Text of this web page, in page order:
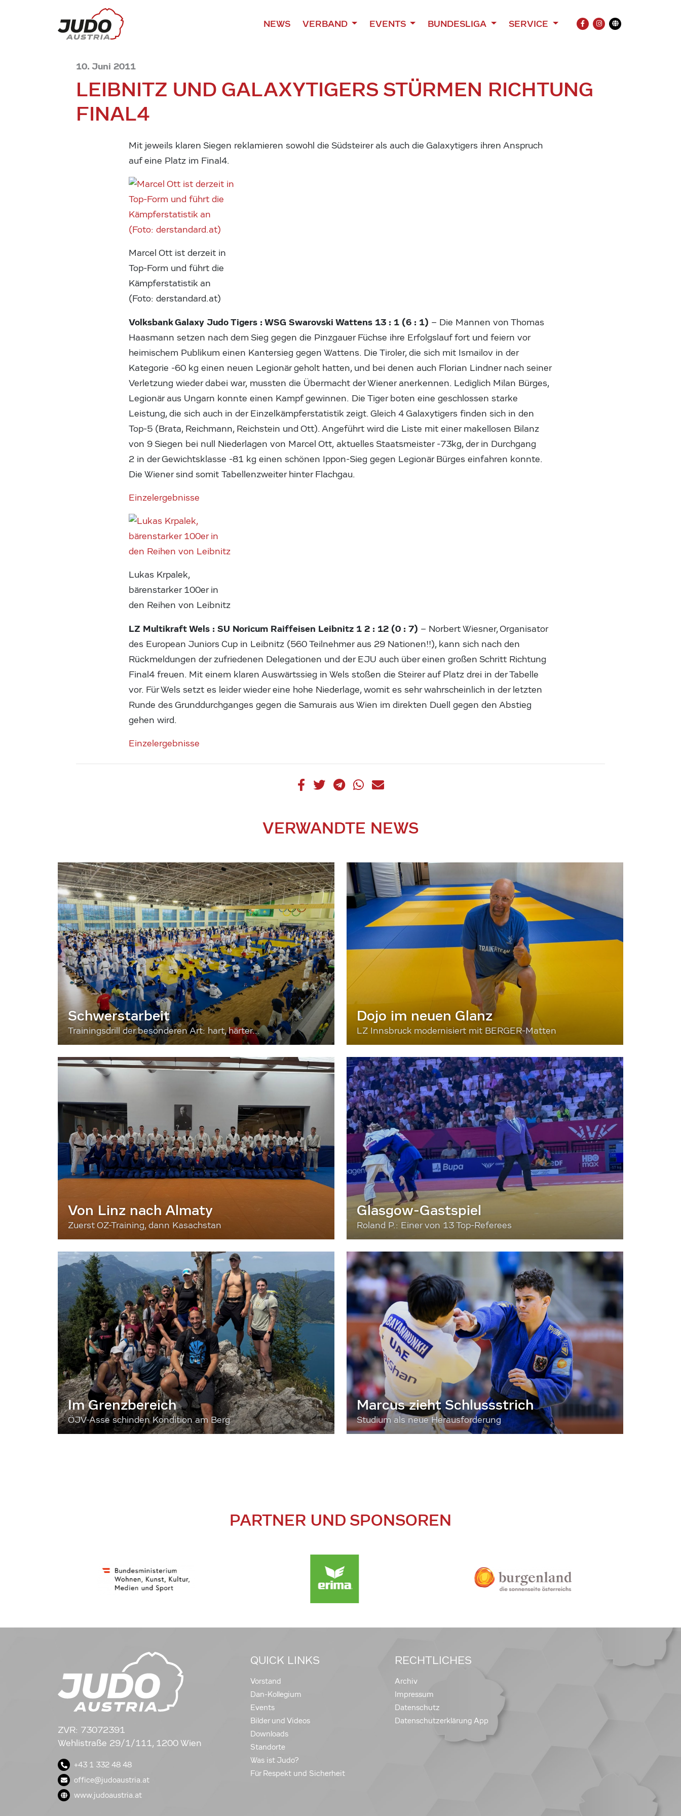
NEWS VERBAND EVENTS BUNDESLIGA SERVICE
FACEBOOK
INSTAGRAM
Übersetzung
10. Juni 2011
LEIBNITZ UND GALAXYTIGERS STÜRMEN RICHTUNG
FINAL4
Mit jeweils klaren Siegen reklamieren sowohl die Südsteirer als auch die Galaxytigers ihren Anspruch
auf eine Platz im Final4.
Marcel Ott ist derzeit in
Top-Form und führt die
Kämpferstatistik an
(Foto: derstandard.at)
Volksbank Galaxy Judo Tigers : WSG Swarovski Wattens 13 : 1 (6 : 1) – Die Mannen von Thomas
Haasmann setzen nach dem Sieg gegen die Pinzgauer Füchse ihre Erfolgslauf fort und feiern vor
heimischem Publikum einen Kantersieg gegen Wattens. Die Tiroler, die sich mit Ismailov in der
Kategorie -60 kg einen neuen Legionär geholt hatten, und bei denen auch Florian Lindner nach seiner
Verletzung wieder dabei war, mussten die Übermacht der Wiener anerkennen. Lediglich Milan Bürges,
Legionär aus Ungarn konnte einen Kampf gewinnen. Die Tiger boten eine geschlossen starke
Leistung, die sich auch in der Einzelkämpferstatistik zeigt. Gleich 4 Galaxytigers finden sich in den
Top-5 (Brata, Reichmann, Reichstein und Ott). Angeführt wird die Liste mit einer makellosen Bilanz
von 9 Siegen bei null Niederlagen von Marcel Ott, aktuelles Staatsmeister -73kg, der in Durchgang
2 in der Gewichtsklasse -81 kg einen schönen Ippon-Sieg gegen Legionär Bürges einfahren konnte.
Die Wiener sind somit Tabellenzweiter hinter Flachgau.
Einzelergebnisse
Lukas Krpalek,
bärenstarker 100er in
den Reihen von Leibnitz
LZ Multikraft Wels : SU Noricum Raiffeisen Leibnitz 1 2 : 12 (0 : 7) – Norbert Wiesner, Organisator
des European Juniors Cup in Leibnitz (560 Teilnehmer aus 29 Nationen!!), kann sich nach den
Rückmeldungen der zufriedenen Delegationen und der EJU auch über einen großen Schritt Richtung
Final4 freuen. Mit einem klaren Auswärtssieg in Wels stoßen die Steirer auf Platz drei in der Tabelle
vor. Für Wels setzt es leider wieder eine hohe Niederlage, womit es sehr wahrscheinlich in der letzten
Runde des Grunddurchganges gegen die Samurais aus Wien im direkten Duell gegen den Abstieg
gehen wird.
Einzelergebnisse
VERWANDTE NEWS
Schwerstarbeit
Trainingsdrill der besonderen Art: hart, härter...
Dojo im neuen Glanz
LZ Innsbruck modernisiert mit BERGER-Matten
Von Linz nach Almaty
Zuerst OZ-Training, dann Kasachstan
Glasgow-Gastspiel
Roland P.: Einer von 13 Top-Referees
Im Grenzbereich
ÖJV-Asse schinden Kondition am Berg
Marcus zieht Schlussstrich
Studium als neue Herausforderung
PARTNER UND SPONSOREN
ZVR: 73072391
Wehlistraße 29/1/111, 1200 Wien
+43 1 332 48 48
office@judoaustria.at
www.judoaustria.at
QUICK LINKS
Vorstand
Dan-Kollegium
Events
Bilder und Videos
Downloads
Standorte
Was ist Judo?
Für Respekt und Sicherheit
RECHTLICHES
Archiv
Impressum
Datenschutz
Datenschutzerklärung App